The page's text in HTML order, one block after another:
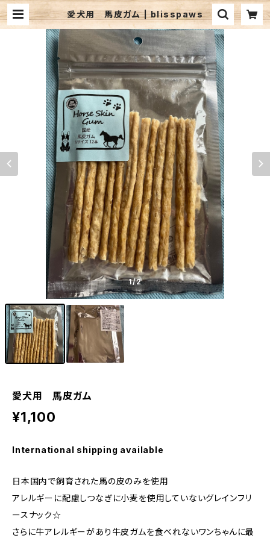
愛犬用 馬皮ガム | blisspaws
1/2
愛犬用 馬皮ガム
¥1,100
International shipping available
日本国内で飼育された馬の皮のみを使用
アレルギーに配慮しつなぎに小麦を使用していないグレインフリ
ースナック☆
さらに牛アレルギーがあり牛皮ガムを食べれないワンちゃんに最